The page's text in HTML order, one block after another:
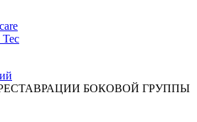
БОКОВОЙ ГРУППЫ